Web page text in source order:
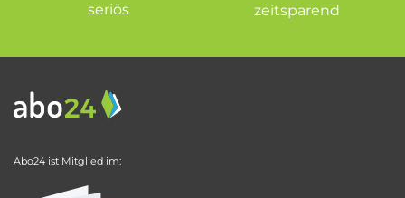
seriös zeitsparend
Abo24 ist Mitglied im: